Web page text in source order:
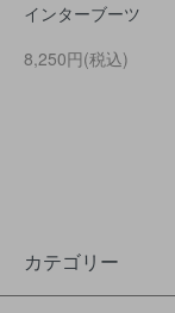
インターブーツ
8,250円(税込)
カテゴリー